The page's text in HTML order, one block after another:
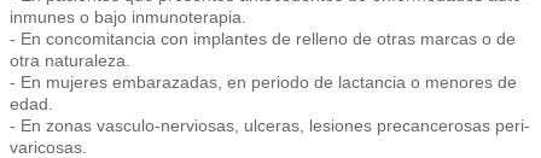
inmunes o bajo inmunoterapia.
- En concomitancia con implantes de relleno de otras marcas o de
otra naturaleza.
- En mujeres embarazadas, en periodo de lactancia o menores de
edad.
- En zonas vasculo-nerviosas, ulceras, lesiones precancerosas peri-
varicosas.